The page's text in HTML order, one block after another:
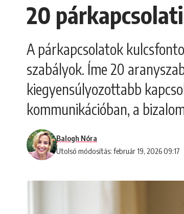
20
A párkapcsolatok
szabályok. Íme 20
kiegyensúlyozottabb
kommunikációban, a
Utolsó módosítás: február 19, 2026 09:17
Balogh Nóra